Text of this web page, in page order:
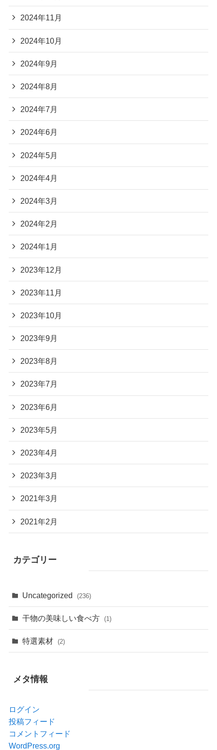
2024年11月
2024年10月
2024年9月
2024年8月
2024年7月
2024年6月
2024年5月
2024年4月
2024年3月
2024年2月
2024年1月
2023年12月
2023年11月
2023年10月
2023年9月
2023年8月
2023年7月
2023年6月
2023年5月
2023年4月
2023年3月
2021年3月
2021年2月
カテゴリー
Uncategorized (236)
干物の美味しい食べ方 (1)
特選素材 (2)
メタ情報
ログイン
投稿フィード
コメントフィード
WordPress.org